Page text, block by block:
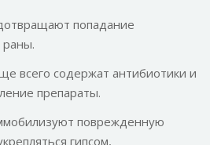
попадание
раны.
всего содержат антибиотики и
препараты.
поврежденную
гипсом,